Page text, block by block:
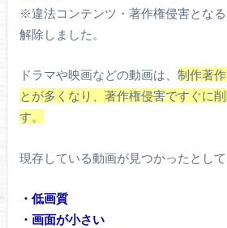
※違法コンテンツ・著作権侵害とな
解除しました。
ドラマや映画などの動画は、 制作著
とが多くなり、著作権侵害ですぐに
す。
現存している動画が見つかったとして
・低画質
・画面が小さい